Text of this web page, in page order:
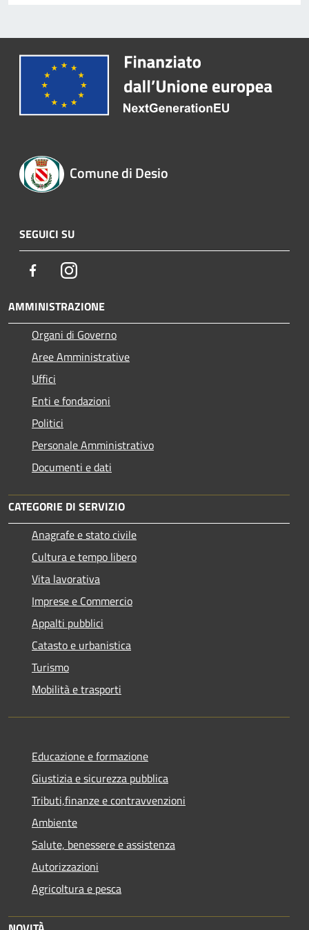
Comune di Desio
SEGUICI SU
FacebookInstagram
AMMINISTRAZIONE
Organi di Governo
Aree Amministrative
Uffici
Enti e fondazioni
Politici
Personale Amministrativo
Documenti e dati
CATEGORIE DI SERVIZIO
Anagrafe e stato civile
Cultura e tempo libero
Vita lavorativa
Imprese e Commercio
Appalti pubblici
Catasto e urbanistica
Turismo
Mobilità e trasporti
Educazione e formazione
Giustizia e sicurezza pubblica
Tributi,finanze e contravvenzioni
Ambiente
Salute, benessere e assistenza
Autorizzazioni
Agricoltura e pesca